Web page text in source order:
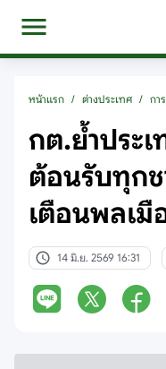
หน้าแรก / ต่างประเทศ / กา
กต.ย้ำประ
ต้อนรับทุกช
เตือนพลเมื
14 มิ.ย. 2569 16:31